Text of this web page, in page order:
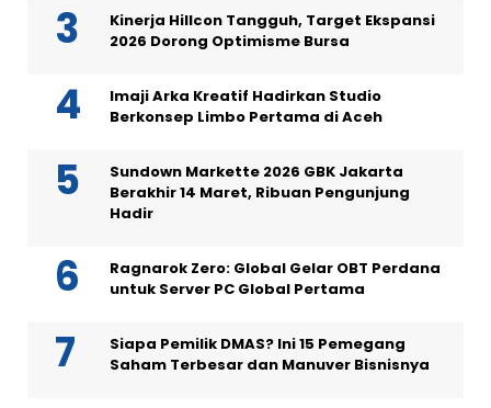
Kinerja Hillcon Tangguh, Target Ekspansi
2026 Dorong Optimisme Bursa
Imaji Arka Kreatif Hadirkan Studio
Berkonsep Limbo Pertama di Aceh
Sundown Markette 2026 GBK Jakarta
Berakhir 14 Maret, Ribuan Pengunjung
Hadir
Ragnarok Zero: Global Gelar OBT Perdana
untuk Server PC Global Pertama
Siapa Pemilik DMAS? Ini 15 Pemegang
Saham Terbesar dan Manuver Bisnisnya